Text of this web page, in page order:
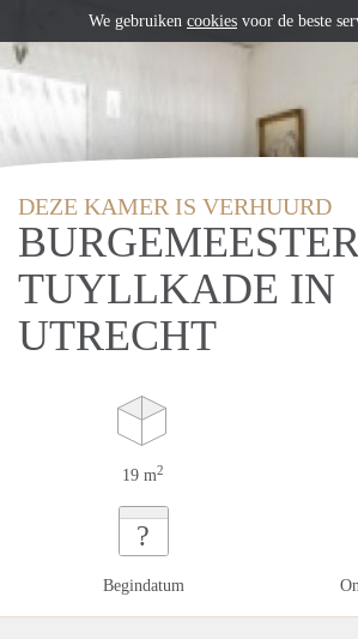
DEZE KAMER IS VERHUURD
TUYLLKADE IN
UTRECHT
19 m2
?
Begindatum
We gebruiken cookies voor de beste